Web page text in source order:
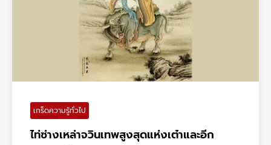
เกร็ดความรู้ทั่วไป
ไท่ซ่างเหล่าจวินเทพสูงสุดแห่งเต๋าและอีก